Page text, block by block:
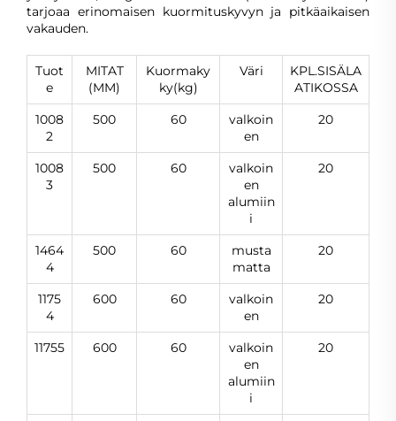
tarjoaa erinomaisen kuormituskyvyn ja pitkäaikaisen
vakauden.
Tuot
e
MITAT
(MM)
Kuormaky
ky(kg)
Väri
KPL.SISÄLA
ATIKOSSA
1008
2
500 60
valkoin
en
20
1008
3
500 60
valkoin
en
alumiin
i
20
1464
4
500 60
musta
matta
20
1175
4
600 60
valkoin
en
20
11755 600 60
valkoin
en
alumiin
i
20